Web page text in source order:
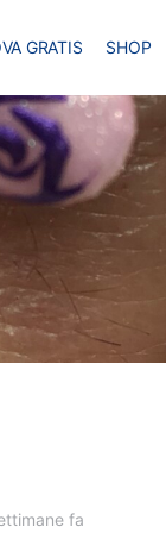
GRATIS SHOP
BLOG
fa